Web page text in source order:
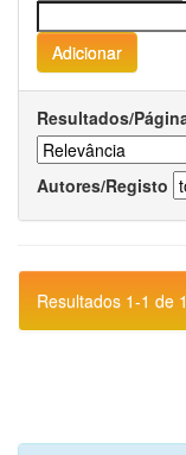
Resultados/
Autores/Registo
Resultados 1-1 de